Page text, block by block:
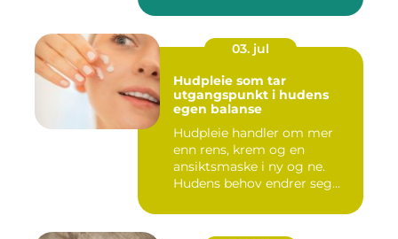
03. jul
Hudpleie som tar
utgangspunkt i hudens
egen balanse
Hudpleie handler om mer
enn rens, krem og en
ansiktsmaske i ny og ne.
Hudens behov endrer seg